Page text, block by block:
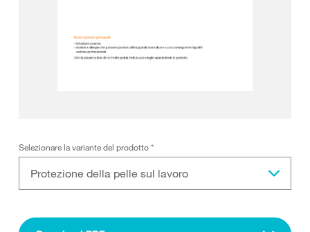
Selezionare la variante del prodotto*
Protezione della pelle sul lavoro